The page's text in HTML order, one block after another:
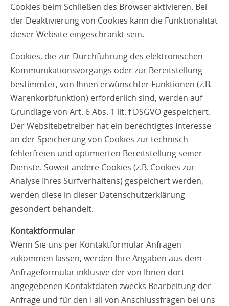
Cookies beim Schließen des Browser aktivieren. Bei
der Deaktivierung von Cookies kann die Funktionalität
dieser Website eingeschränkt sein.
Cookies, die zur Durchführung des elektronischen
Kommunikationsvorgangs oder zur Bereitstellung
bestimmter, von Ihnen erwünschter Funktionen (z.B.
Warenkorbfunktion) erforderlich sind, werden auf
Grundlage von Art. 6 Abs. 1 lit. f DSGVO gespeichert.
Der Websitebetreiber hat ein berechtigtes Interesse
an der Speicherung von Cookies zur technisch
fehlerfreien und optimierten Bereitstellung seiner
Dienste. Soweit andere Cookies (z.B. Cookies zur
Analyse Ihres Surfverhaltens) gespeichert werden,
werden diese in dieser Datenschutzerklärung
gesondert behandelt.
Kontaktformular
Wenn Sie uns per Kontaktformular Anfragen
zukommen lassen, werden Ihre Angaben aus dem
Anfrageformular inklusive der von Ihnen dort
angegebenen Kontaktdaten zwecks Bearbeitung der
Anfrage und für den Fall von Anschlussfragen bei uns